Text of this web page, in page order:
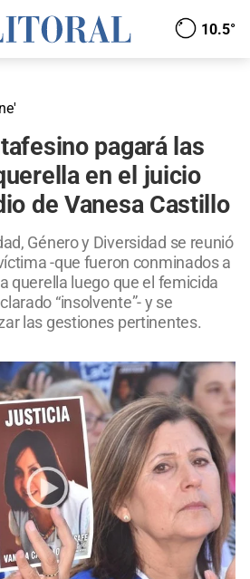
10.5°
pagará las
en el juicio
de Vanesa Castillo
Género y Diversidad se reunió
-que fueron conminados a
querella luego que el femicida
“insolvente”- y se
las gestiones pertinentes.